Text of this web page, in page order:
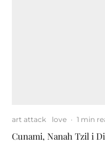
art attack love · 1 min
Cunami, Nanah Tzil i